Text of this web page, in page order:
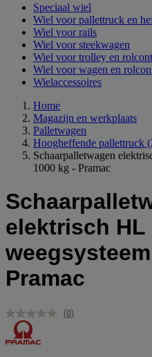
Speciaal wiel
Wiel voor pallettruck en
Wiel voor rails
Wiel voor steekwagen
Wiel voor trolley en
Wiel voor wagen en
Wielaccessoires
Home
Magazijn en werkplaats
Palletwagen
Hoogheffende pallettruck
Schaarpalletwagen
1000 kg - Pramac
elektrisch HL
Pramac
Geen
(0)